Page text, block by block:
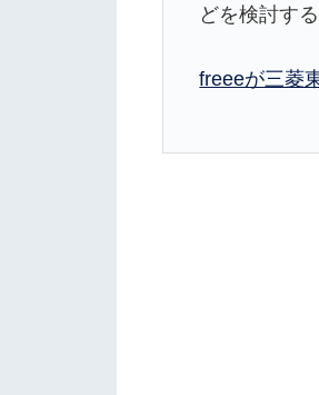
どを検討す
freeeが三菱